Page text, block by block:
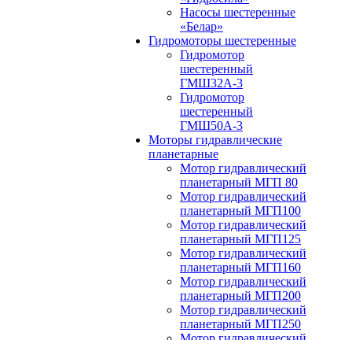
Насосы шестеренные
«Белар»
Гидромоторы шестеренные
Гидромотор
шестеренный
ГМШ32A-3
Гидромотор
шестеренный
ГМШ50А-3
Моторы гидравлические
планетарные
Мотор гидравлический
планетарный МГП 80
Мотор гидравлический
планетарный МГП100
Мотор гидравлический
планетарный МГП125
Мотор гидравлический
планетарный МГП160
Мотор гидравлический
планетарный МГП200
Мотор гидравлический
планетарный МГП250